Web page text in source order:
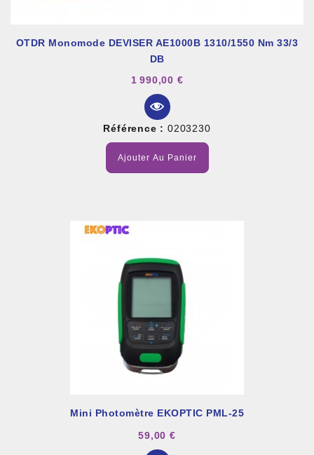
OTDR Monomode DEVISER AE1000B 1310/1550 Nm 33/3
DB
1 990,00 €
Référence : 0203230
Ajouter Au Panier
Mini Photomètre EKOPTIC PML-25
59,00 €